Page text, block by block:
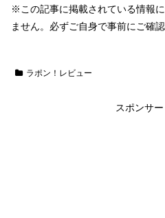
※この記事に掲載されている情報
ません。必ずご自身で事前にご確
ラポン！レビュー
スポンサ